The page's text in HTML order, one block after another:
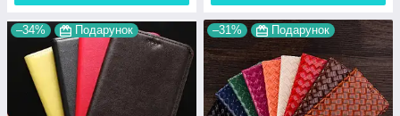
–34% Подарунок –31% Подарунок